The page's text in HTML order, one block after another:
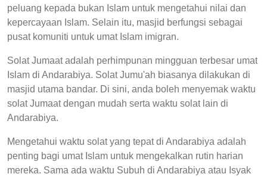
peluang kepada bukan Islam untuk mengetahui nilai dan
kepercayaan Islam. Selain itu, masjid berfungsi sebagai
pusat komuniti untuk umat Islam imigran.
Solat Jumaat adalah perhimpunan mingguan terbesar umat
Islam di Andarabiya. Solat Jumu'ah biasanya dilakukan di
masjid utama bandar. Di sini, anda boleh menyemak waktu
solat Jumaat dengan mudah serta waktu solat lain di
Andarabiya.
Mengetahui waktu solat yang tepat di Andarabiya adalah
penting bagi umat Islam untuk mengekalkan rutin harian
mereka. Sama ada waktu Subuh di Andarabiya atau Isyak